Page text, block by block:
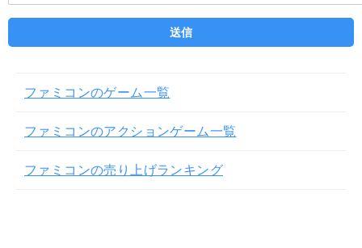
ファミコンのゲーム一覧
ファミコンのアクションゲーム一覧
ファミコンの売り上げランキング